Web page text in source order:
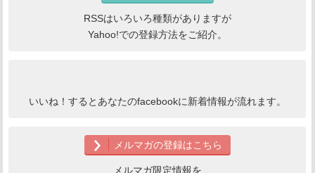
RSSはいろいろ種類がありますが
Yahoo!での登録方法をご紹介。
いいね！するとあなたのfacebookに新着情報が流れます。
メルマガの登録はこちら
メルマガ限定情報を